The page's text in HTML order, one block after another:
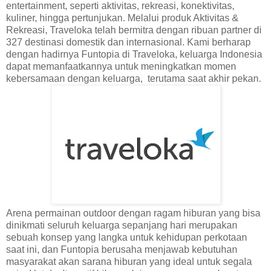
entertainment, seperti aktivitas, rekreasi, konektivitas,
kuliner, hingga pertunjukan. Melalui produk Aktivitas &
Rekreasi, Traveloka telah bermitra dengan ribuan partner di
327 destinasi domestik dan internasional. Kami berharap
dengan hadirnya Funtopia di Traveloka, keluarga Indonesia
dapat memanfaatkannya untuk meningkatkan momen
kebersamaan dengan keluarga, terutama saat akhir pekan.
Arena permainan outdoor dengan ragam hiburan yang bisa
dinikmati seluruh keluarga sepanjang hari merupakan
sebuah konsep yang langka untuk kehidupan perkotaan
saat ini, dan Funtopia berusaha menjawab kebutuhan
masyarakat akan sarana hiburan yang ideal untuk segala